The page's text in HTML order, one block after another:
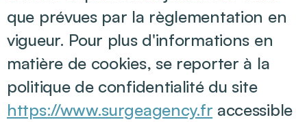
que prévues par la règlementation en
vigueur. Pour plus d'informations en
matière de cookies, se reporter à la
politique de confidentialité du site
https://www.surgeagency.fr accessible